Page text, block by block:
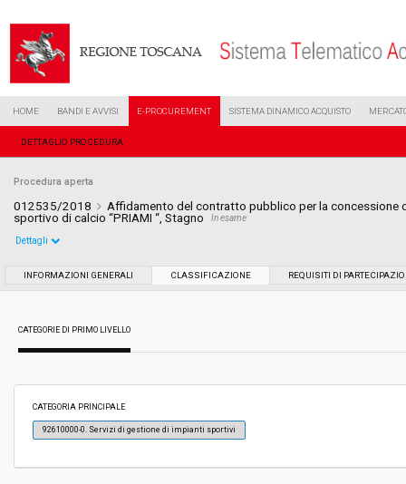
HOME BANDI E AVVISI E-PROCUREMENT SISTEMA DINAMICO ACQUISTO
DETTAGLIO PROCEDURA
Procedura aperta
012535/2018
Affidamento del contratto pubblico per la concessione
sportivo di calcio “PRIAMI “, Stagno
In esame
Data pubblicazione: 08/06/2018 14:40
Dettagli
INFORMAZIONI GENERALI CLASSIFICAZIONE REQUISITI DI
CATEGORIE DI PRIMO LIVELLO
CATEGORIA PRINCIPALE
92610000-0. Servizi di gestione di impianti sportivi